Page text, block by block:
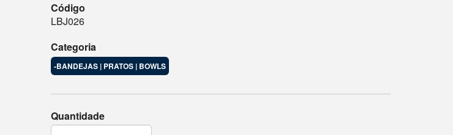
Código
LBJ026
Categoria
-BANDEJAS | PRATOS | BOWLS
Quantidade